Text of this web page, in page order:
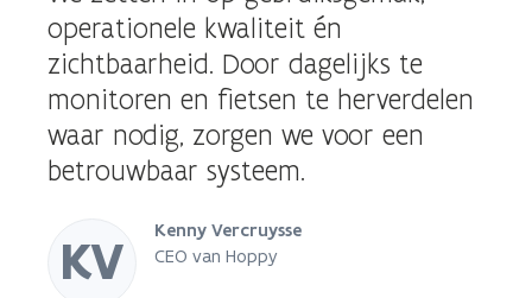
operationele kwaliteit én
zichtbaarheid. Door dagelijks te
monitoren en fietsen te herverdelen
waar nodig, zorgen we voor een
betrouwbaar systeem.
KV Kenny Vercruysse
CEO van Hoppy